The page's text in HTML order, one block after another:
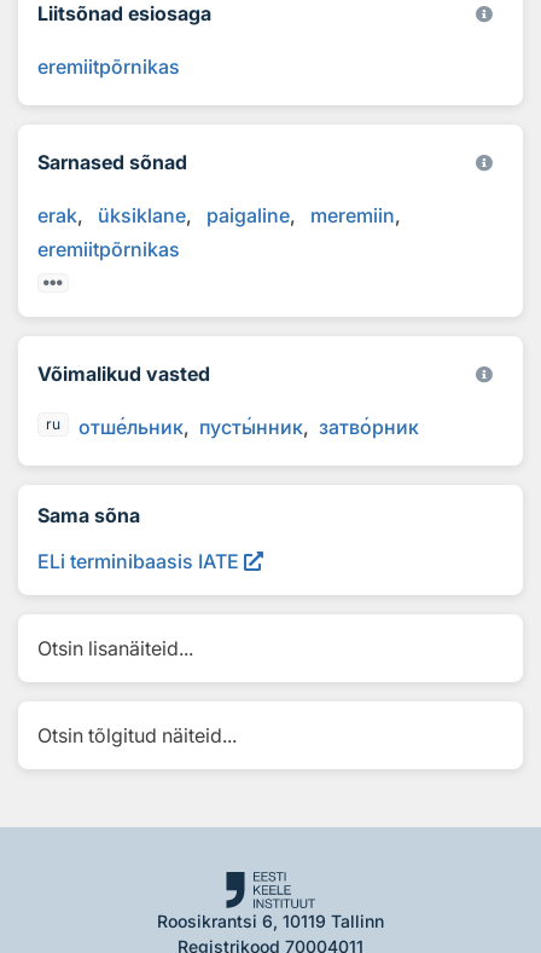
Liitsõnad esiosaga
eremiitpõrnikas
Sarnased sõnad
erak üksiklane paigaline
meremiin
eremiitpõrnikas
Võimalikud vasted
ru отшельник пустынник затворник
Sama sõna
ELi terminibaasis IATE
Otsin lisanäiteid...
Otsin tõlgitud näiteid...
Roosikrantsi 6, 10119 Tallinn
Registrikood 70004011